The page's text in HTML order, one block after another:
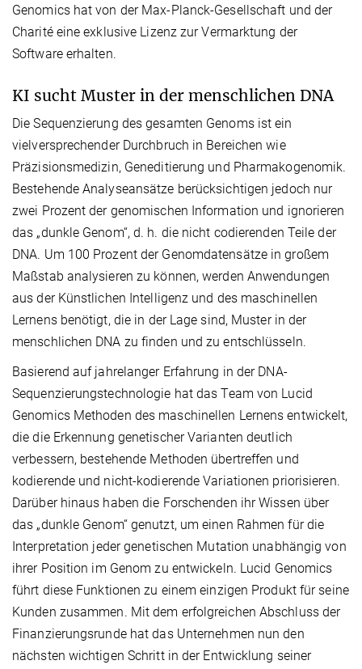
Genomics hat von der Max-Planck-Gesellschaft und der
Charité eine exklusive Lizenz zur Vermarktung der
Software erhalten.
KI sucht Muster in der menschlichen DNA
Die Sequenzierung des gesamten Genoms ist ein
vielversprechender Durchbruch in Bereichen wie
Präzisionsmedizin, Geneditierung und Pharmakogenomik.
Bestehende Analyseansätze berücksichtigen jedoch nur
zwei Prozent der genomischen Information und ignorieren
das „dunkle Genom“, d. h. die nicht codierenden Teile der
DNA. Um 100 Prozent der Genomdatensätze in großem
Maßstab analysieren zu können, werden Anwendungen
aus der Künstlichen Intelligenz und des maschinellen
Lernens benötigt, die in der Lage sind, Muster in der
menschlichen DNA zu finden und zu entschlüsseln.
Basierend auf jahrelanger Erfahrung in der DNA-
Sequenzierungstechnologie hat das Team von Lucid
Genomics Methoden des maschinellen Lernens entwickelt,
die die Erkennung genetischer Varianten deutlich
verbessern, bestehende Methoden übertreffen und
kodierende und nicht-kodierende Variationen priorisieren.
Darüber hinaus haben die Forschenden ihr Wissen über
das „dunkle Genom“ genutzt, um einen Rahmen für die
Interpretation jeder genetischen Mutation unabhängig von
ihrer Position im Genom zu entwickeln. Lucid Genomics
führt diese Funktionen zu einem einzigen Produkt für seine
Kunden zusammen. Mit dem erfolgreichen Abschluss der
Finanzierungsrunde hat das Unternehmen nun den
nächsten wichtigen Schritt in der Entwicklung seiner